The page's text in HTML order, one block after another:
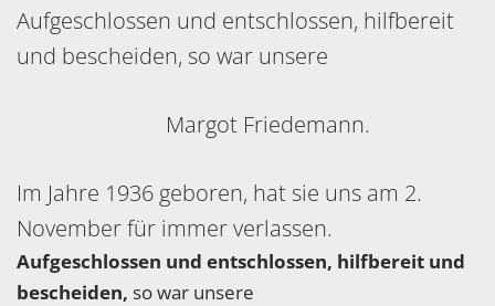
Aufgeschlossen und entschlossen, hilfbereit
und bescheiden, so war unsere
Margot Friedemann.
Im Jahre 1936 geboren, hat sie uns am 2.
November für immer verlassen.
Aufgeschlossen und entschlossen, hilfbereit und
bescheiden, so war unsere